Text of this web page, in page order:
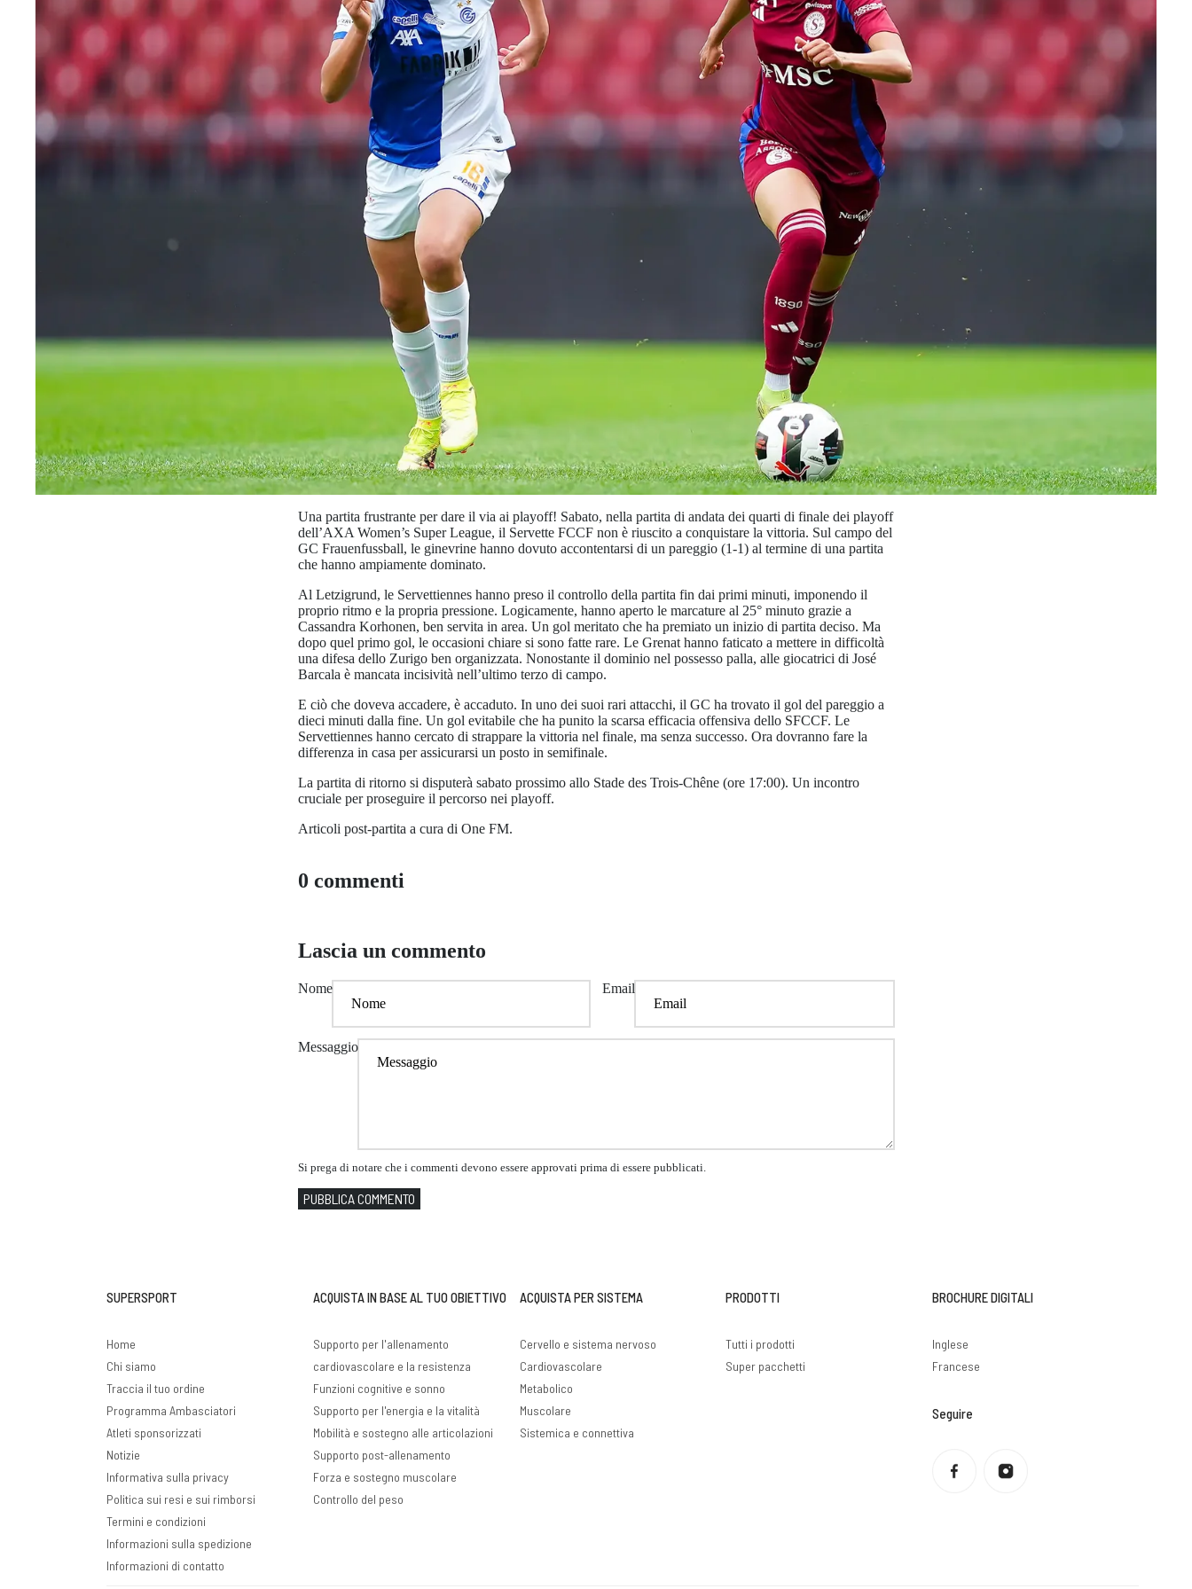
Una partita frustrante per dare il via ai playoff! Sabato, nella partita di andata dei quarti di finale dei playoff
dell’AXA Women’s Super League, il Servette FCCF non è riuscito a conquistare la vittoria. Sul campo del
GC Frauenfussball, le ginevrine hanno dovuto accontentarsi di un pareggio (1-1) al termine di una partita
che hanno ampiamente dominato.
Al Letzigrund, le Servettiennes hanno preso il controllo della partita fin dai primi minuti, imponendo il
proprio ritmo e la propria pressione. Logicamente, hanno aperto le marcature al 25° minuto grazie a
Cassandra Korhonen, ben servita in area. Un gol meritato che ha premiato un inizio di partita deciso. Ma
dopo quel primo gol, le occasioni chiare si sono fatte rare. Le Grenat hanno faticato a mettere in difficoltà
una difesa dello Zurigo ben organizzata. Nonostante il dominio nel possesso palla, alle giocatrici di José
Barcala è mancata incisività nell’ultimo terzo di campo.
E ciò che doveva accadere, è accaduto. In uno dei suoi rari attacchi, il GC ha trovato il gol del pareggio a
dieci minuti dalla fine. Un gol evitabile che ha punito la scarsa efficacia offensiva dello SFCCF. Le
Servettiennes hanno cercato di strappare la vittoria nel finale, ma senza successo. Ora dovranno fare la
differenza in casa per assicurarsi un posto in semifinale.
La partita di ritorno si disputerà sabato prossimo allo Stade des Trois-Chêne (ore 17:00). Un incontro
cruciale per proseguire il percorso nei playoff.
Articoli post-partita a cura di One FM.
0 commenti
Lascia un commento
Nome Email
Messaggio
Si prega di notare che i commenti devono essere approvati prima di essere pubblicati.
PUBBLICA COMMENTO
SUPERSPORT
Home
Chi siamo
Traccia il tuo ordine
Programma Ambasciatori
Atleti sponsorizzati
Notizie
Informativa sulla privacy
Politica sui resi e sui rimborsi
Termini e condizioni
Informazioni sulla spedizione
Informazioni di contatto
ACQUISTA IN BASE AL TUO OBIETTIVO
Supporto per l'allenamento
cardiovascolare e la resistenza
Funzioni cognitive e sonno
Supporto per l'energia e la vitalità
Mobilità e sostegno alle articolazioni
Supporto post-allenamento
Forza e sostegno muscolare
Controllo del peso
ACQUISTA PER SISTEMA
Cervello e sistema nervoso
Cardiovascolare
Metabolico
Muscolare
Sistemica e connettiva
PRODOTTI
Tutti i prodotti
Super pacchetti
BROCHURE DIGITALI
Inglese
Francese
Seguire